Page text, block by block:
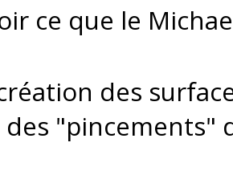
ce que le
des
"pincements"